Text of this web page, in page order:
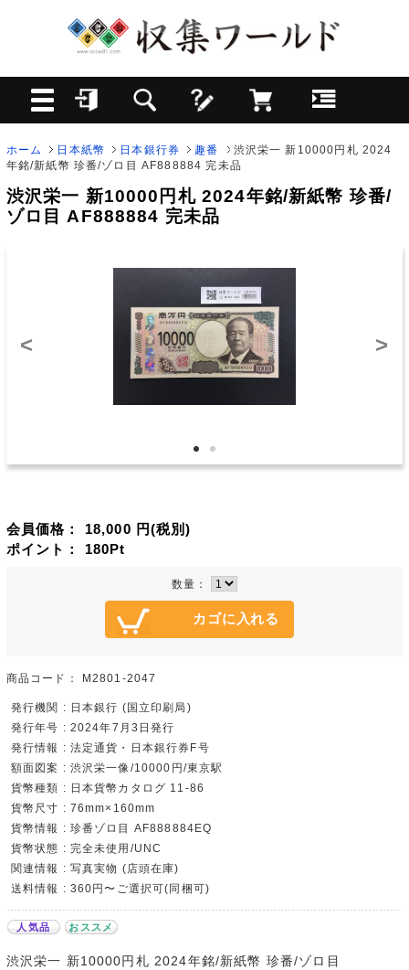
ホーム 日本紙幣 日本銀行券 趣番
渋沢栄一 新10000円札 2024
年銘/新紙幣 珍番/ゾロ目 AF888884 完未品
渋沢栄一 新10000円札 2024年銘/新紙幣 珍番/
ゾロ目 AF888884 完未品
< >
会員価格： 18,000 円(税別)
ポイント： 180Pt
数量：
商品コード： M2801-2047
発行機関 : 日本銀行 (国立印刷局)
発行年号 : 2024年7月3日発行
発行情報 : 法定通貨・日本銀行券F号
額面図案 : 渋沢栄一像/10000円/東京駅
貨幣種類 : 日本貨幣カタログ 11-86
貨幣尺寸 : 76mm×160mm
貨幣情報 : 珍番ゾロ目 AF888884EQ
貨幣状態 : 完全未使用/UNC
関連情報 : 写真実物 (店頭在庫)
送料情報 : 360円〜ご選択可(同梱可)
人気品 おススメ
渋沢栄一 新10000円札 2024年銘/新紙幣 珍番/ゾロ目